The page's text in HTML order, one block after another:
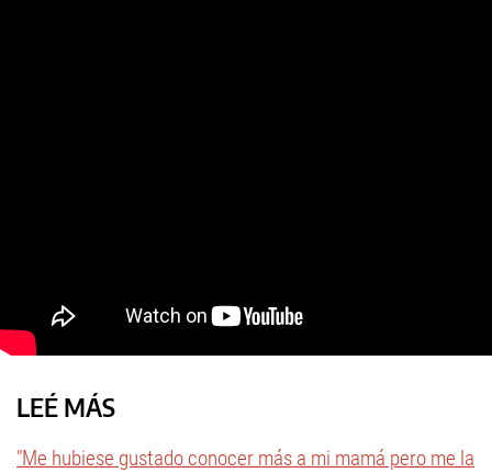
LEÉ MÁS
"Me hubiese gustado conocer más a mi mamá pero me la